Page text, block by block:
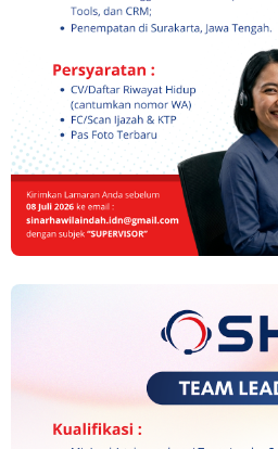
Loker Canvasser di PT